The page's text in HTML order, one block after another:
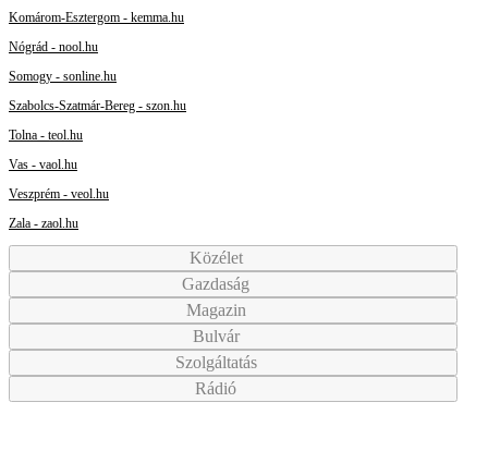
Komárom-Esztergom - kemma.hu
Nógrád - nool.hu
Somogy - sonline.hu
Szabolcs-Szatmár-Bereg - szon.hu
Tolna - teol.hu
Vas - vaol.hu
Veszprém - veol.hu
Zala - zaol.hu
Közélet
Gazdaság
Magazin
Bulvár
Szolgáltatás
Rádió